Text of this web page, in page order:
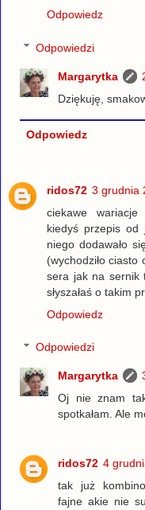
Odpowiedz
Odpowiedzi
Margarytka
Dziękuję,
Odpowiedz
ridos72 3 grudnia
ciekawe wariacje
kiedyś przepis
niego dodawało
(wychodziło ciasto
sera jak na sernik
słyszałaś o takim
Odpowiedz
Odpowiedzi
Margarytka
Oj nie znam
spotkałam. Ale
ridos72 4
tak już
fajne akie nie